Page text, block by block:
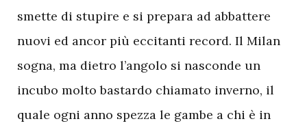
smette di stupire e si prepara ad abbattere
nuovi ed ancor più eccitanti record. Il Milan
sogna, ma dietro l’angolo si nasconde un
incubo molto bastardo chiamato inverno, il
quale ogni anno spezza le gambe a chi è in